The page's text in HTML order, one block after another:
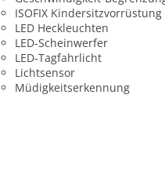
ISOFIX Kindersitzvorrüstung
LED Heckleuchten
LED-Scheinwerfer
LED-Tagfahrlicht
Lichtsensor
Müdigkeitserkennung